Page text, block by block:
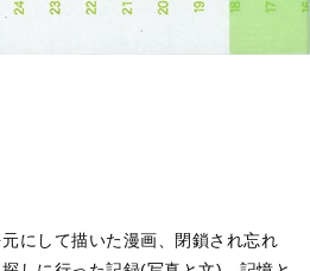
にして描いた漫画、閉鎖され忘れ